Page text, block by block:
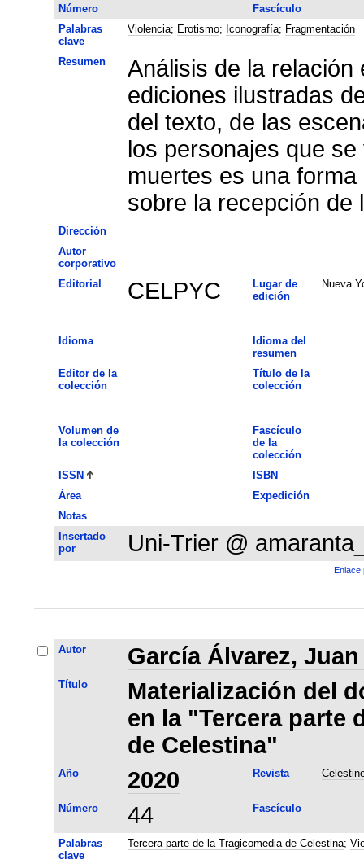
Número
Fascículo
Palabras
clave
Violencia; Erotismo; Iconografía; Fragmentación
Resumen
Análisis de la relación
ediciones ilustradas
del texto, de las
los personajes que
muertes es una
sobre la recepción de
Dirección
Autor
corporativo
Editorial
CELPYC
Lugar de
edición
Nueva
Idioma
Idioma del
resumen
Editor de la
colección
Título de la
colección
Volumen de
la colección
Fascículo
de la
colección
ISSN
ISBN
Área
Expedición
Notas
Insertado
por
Uni-Trier @
Enlace
Autor García Álvarez,
Título
Materialización del
en la "Tercera parte
de Celestina"
Año 2020 Revista
Número 44 Fascículo
Palabras
clave
Tercera parte de la Tragicomedia de Celestina;